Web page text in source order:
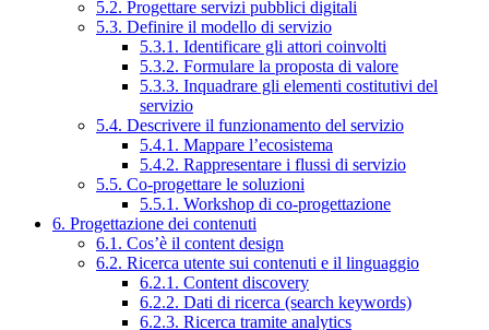
5.2. Progettare servizi pubblici digitali
5.3. Definire il modello di servizio
5.3.1. Identificare gli attori coinvolti
5.3.2. Formulare la proposta di valore
5.3.3. Inquadrare gli elementi costitutivi del
servizio
5.4. Descrivere il funzionamento del servizio
5.4.1. Mappare l’ecosistema
5.4.2. Rappresentare i flussi di servizio
5.5. Co-progettare le soluzioni
5.5.1. Workshop di co-progettazione
6. Progettazione dei contenuti
6.1. Cos’è il content design
6.2. Ricerca utente sui contenuti e il linguaggio
6.2.1. Content discovery
6.2.2. Dati di ricerca (search keywords)
6.2.3. Ricerca tramite analytics